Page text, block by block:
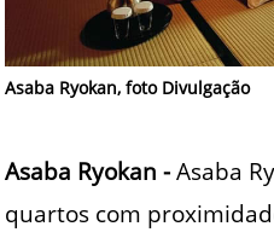
Asaba Ryokan, foto Divulgação
Asaba Ryokan - Asaba
quartos com